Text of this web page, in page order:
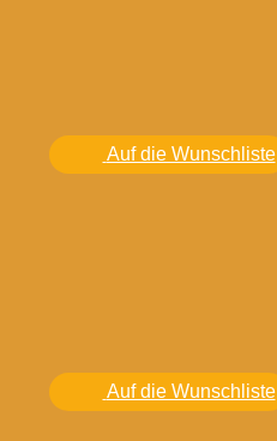
Auf die Wunschliste
Auf die Wunschliste